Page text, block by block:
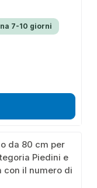
7-10 giorni